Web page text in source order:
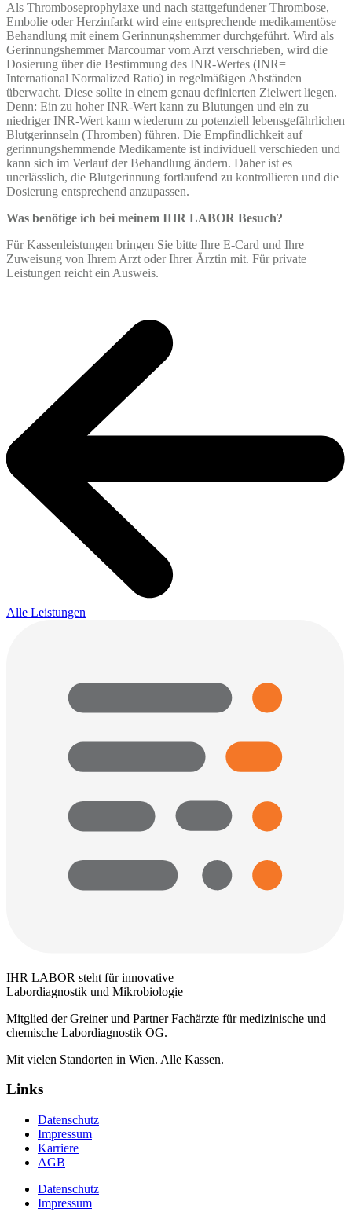
Als Thromboseprophylaxe und nach stattgefundener Thrombose,
Embolie oder Herzinfarkt wird eine entsprechende medikamentöse
Behandlung mit einem Gerinnungshemmer durchgeführt. Wird als
Gerinnungshemmer Marcoumar vom Arzt verschrieben, wird die
Dosierung über die Bestimmung des INR-Wertes (INR=
International Normalized Ratio) in regelmäßigen Abständen
überwacht. Diese sollte in einem genau definierten Zielwert liegen.
Denn: Ein zu hoher INR-Wert kann zu Blutungen und ein zu
niedriger INR-Wert kann wiederum zu potenziell lebensgefährlichen
Blutgerinnseln (Thromben) führen. Die Empfindlichkeit auf
gerinnungshemmende Medikamente ist individuell verschieden und
kann sich im Verlauf der Behandlung ändern. Daher ist es
unerlässlich, die Blutgerinnung fortlaufend zu kontrollieren und die
Dosierung entsprechend anzupassen.
Was benötige ich bei meinem IHR LABOR Besuch?
Für Kassenleistungen bringen Sie bitte Ihre E-Card und Ihre
Zuweisung von Ihrem Arzt oder Ihrer Ärztin mit. Für private
Leistungen reicht ein Ausweis.
Alle Leistungen
IHR LABOR steht für innovative
Labordiagnostik und Mikrobiologie
Mitglied der Greiner und Partner Fachärzte für medizinische und
chemische Labordiagnostik OG.
Mit vielen Standorten in Wien. Alle Kassen.
Links
Datenschutz
Impressum
Karriere
AGB
Datenschutz
Impressum